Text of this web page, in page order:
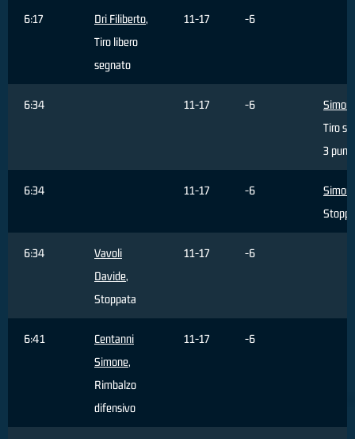
6:17 Dri Filiberto,
Tiro libero
segnato
11-17 -6
6:34 11-17 -6
Tiro
3 punti
6:34 11-17 -6
6:34
Vavoli
Davide,
Stoppata
11-17 -6
6:41
Centanni
Simone,
Rimbalzo
difensivo
11-17 -6